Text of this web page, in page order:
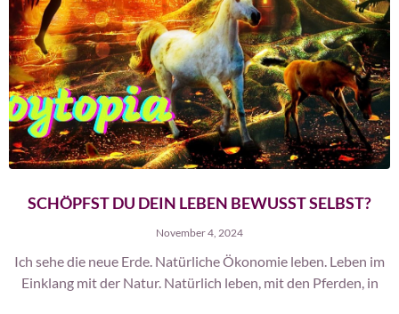
SCHÖPFST DU DEIN LEBEN BEWUSST SELBST?
November 4, 2024
Ich sehe die neue Erde. Natürliche Ökonomie leben. Leben im
Einklang mit der Natur. Natürlich leben, mit den Pferden, in